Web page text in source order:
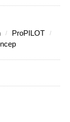
ProPILOT